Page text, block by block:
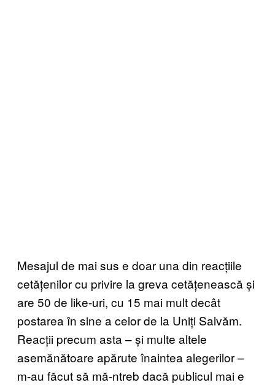
Mesajul de mai sus e doar una din reacțiile
cetățenilor cu privire la greva cetățenească și
are 50 de like-uri, cu 15 mai mult decât
postarea în sine a celor de la Uniți Salvăm.
Reacții precum asta – și multe altele
asemănătoare apărute înaintea alegerilor –
m-au făcut să mă-ntreb dacă publicul mai e